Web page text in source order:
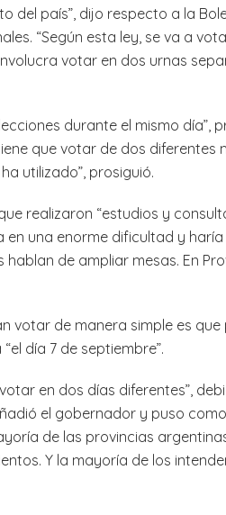
del país”, dijo respecto a la
“Según esta ley, se va a
votar en dos urnas
durante el mismo día”,
que votar de dos diferentes
utilizado”, prosiguió.
realizaron “estudios y
en una enorme dificultad y
de ampliar mesas. En
votar de manera simple es
día 7 de septiembre”.
en dos días diferentes”,
el gobernador y puso
de las provincias
Y la mayoría de los